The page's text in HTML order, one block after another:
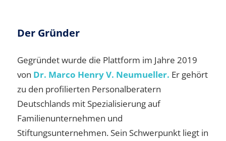
Der Gründer
Gegründet wurde die Plattform im Jahre 2019
von Dr. Marco Henry V. Neumueller. Er gehört
zu den profilierten Personalberatern
Deutschlands mit Spezialisierung auf
Familienunternehmen und
Stiftungsunternehmen. Sein Schwerpunkt liegt in